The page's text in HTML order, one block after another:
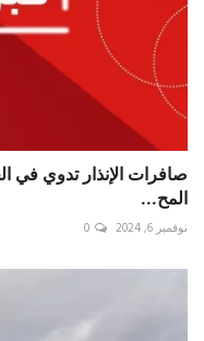
صافرات الإنذار تدوي
المح...
نوفمبر 6, 2024 0